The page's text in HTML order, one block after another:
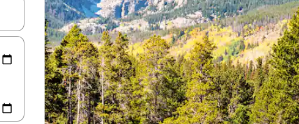
een keuze met je de pijltjestoetsen omhoog en omlaag, óf door te tikken